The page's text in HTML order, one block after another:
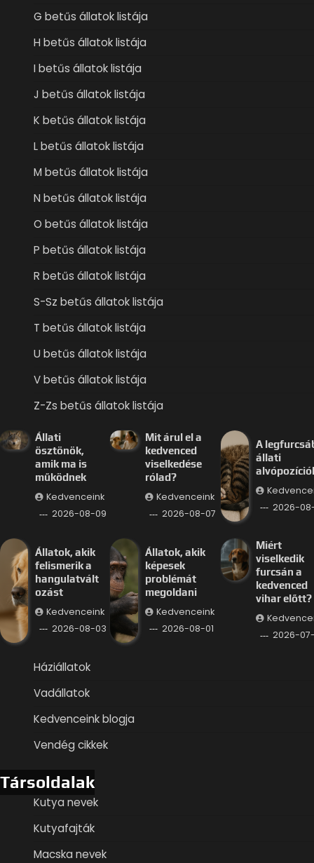
G betűs állatok listája
H betűs állatok listája
I betűs állatok listája
J betűs állatok listája
K betűs állatok listája
L betűs állatok listája
M betűs állatok listája
N betűs állatok listája
O betűs állatok listája
P betűs állatok listája
R betűs állatok listája
S-Sz betűs állatok listája
T betűs állatok listája
U betűs állatok listája
V betűs állatok listája
Z-Zs betűs állatok listája
Állati
ösztönök,
amik ma is
működnek
Kedvenceink
2026-08-09
Mit árul el a
kedvenced
viselkedése
rólad?
Kedvenceink
2026-08-07
A
állati
2026-
Állatok, akik
felismerik a
hangulatvált
ozást
Kedvenceink
2026-08-03
Állatok, akik
képesek
problémát
megoldani
Kedvenceink
2026-08-01
Miért
viselkedik
furcsán a
kedvenced
vihar előtt?
2026-
Háziállatok
Vadállatok
Kedvenceink blogja
Vendég cikkek
Társoldalak
Kutya nevek
Kutyafajták
Macska nevek